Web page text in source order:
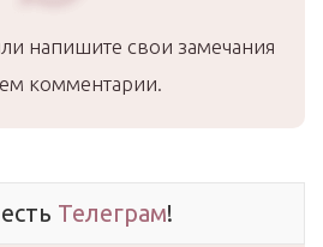
напишите свои замечания
комментарии.
Телеграм!